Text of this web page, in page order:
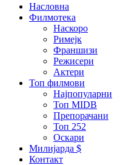
Насловна
Филмотека
Наскоро
Римејк
Франшизи
Режисери
Актери
Топ филмови
Најпопуларни
Топ MIDB
Препорачани
Топ 252
Оскари
Милијарда $
Контакт